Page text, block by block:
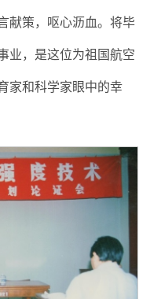
献策，呕心沥血。将毕
业，是这位为祖国航空
家和科学家眼中的幸